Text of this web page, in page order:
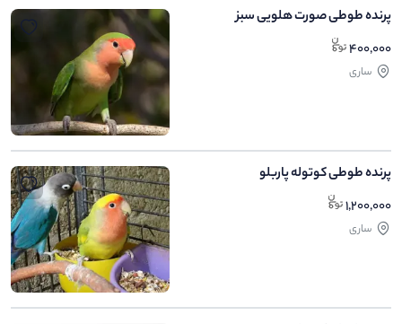
پرنده طوطی صورت هلویی سبز
400,000
ساری
پرنده طوطی کوتوله پاربلو
1,200,000
ساری